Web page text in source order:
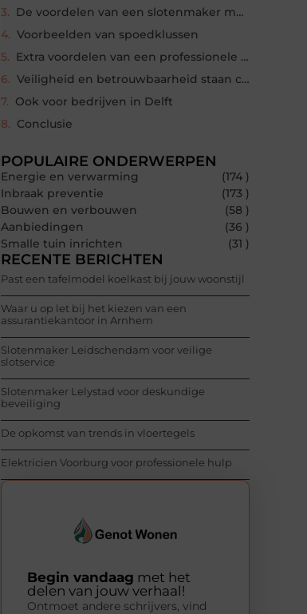
De voordelen van een slotenmaker met spoedservice
Voorbeelden van spoedklussen
Extra voordelen van een professionele slotenmaker
Veiligheid en betrouwbaarheid staan centraal
Ook voor bedrijven in Delft
Conclusie
POPULAIRE ONDERWERPEN
Energie en verwarming
(174 )
Inbraak preventie
(173 )
Bouwen en verbouwen
(58 )
Aanbiedingen
(36 )
Smalle tuin inrichten
(31 )
RECENTE BERICHTEN
Past een tafelmodel koelkast bij jouw woonstijl
Waar u op let bij het kiezen van een
assurantiekantoor in Arnhem
Slotenmaker Leidschendam voor veilige
slotservice
Slotenmaker Lelystad voor deskundige
beveiliging
De opkomst van trends in vloertegels
Elektricien Voorburg voor professionele hulp
Begin vandaag met het
delen van jouw verhaal!
Ontmoet andere schrijvers, vind